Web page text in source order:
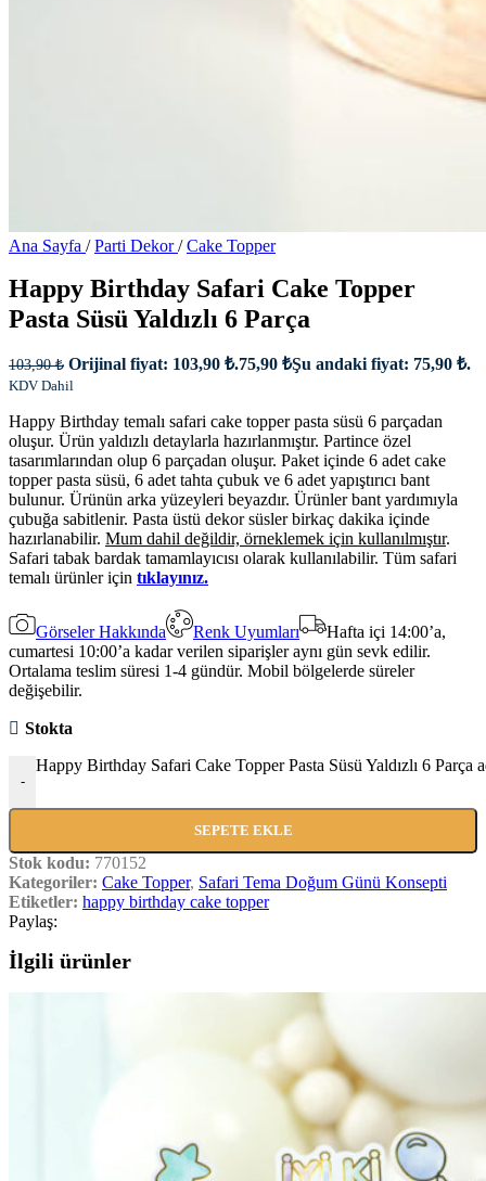
Ana Sayfa / Parti Dekor/ Cake Topper
Happy Birthday Safari Cake Topper
Pasta Süsü Yaldızlı 6 Parça
103,90₺ Orijinal fiyat: 103,90 ₺.75,90 ₺Şu andaki fiyat: 75,90 ₺.
KDV Dahil
Happy Birthday temalı safari cake topper pasta süsü 6 parçadan
oluşur. Ürün yaldızlı detaylarla hazırlanmıştır. Partince özel
tasarımlarından olup 6 parçadan oluşur. Paket içinde 6 adet cake
topper pasta süsü, 6 adet tahta çubuk ve 6 adet yapıştırıcı bant
bulunur. Ürünün arka yüzeyleri beyazdır. Ürünler bant yardımıyla
çubuğa sabitlenir. Pasta üstü dekor süsler birkaç dakika içinde
hazırlanabilir. Mum dahil değildir, örneklemek için kullanılmıştır.
Safari tabak bardak tamamlayıcısı olarak kullanılabilir. Tüm safari
temalı ürünler için tıklayınız.
Görseler Hakkında Renk Uyumları
Hafta içi 14:00’a,
cumartesi 10:00’a kadar verilen siparişler aynı gün sevk edilir.
Ortalama teslim süresi 1-4 gündür. Mobil bölgelerde süreler
değişebilir.
Stokta
-
Happy Birthday Safari Cake Topper Pasta Süsü Yaldızlı 6 Parça
SEPETE EKLE
Stok kodu: 770152
Kategoriler: Cake Topper, Safari Tema Doğum Günü Konsepti
Etiketler: happy birthday cake topper
Paylaş:
İlgili ürünler